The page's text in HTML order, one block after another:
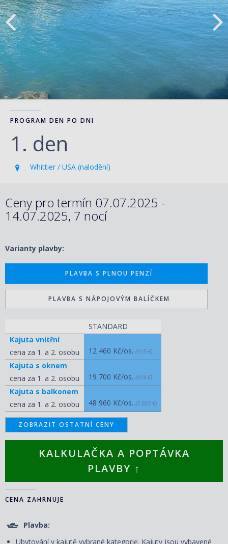
PROGRAM DEN PO DNI
1. den
Whittier / USA (nalodění)
Ceny pro termín 07.07.2025 -
14.07.2025, 7 nocí
Varianty plavby:
PLAVBA S PLNOU PENZÍ
PLAVBA S NÁPOJOVÝM BALÍČKEM
STANDARD
Kajuta vnitřní
cena za 1. a 2. osobu
12 460 Kč/os. (515 €)
Kajuta s oknem
cena za 1. a 2. osobu
19 700 Kč/os. (814 €)
Kajuta s balkonem
cena za 1. a 2. osobu
48 960 Kč/os. (2 023 €)
ZOBRAZIT OSTATNÍ CENY
KALKULAČKA A POPTÁVKA
PLAVBY ↑
CENA ZAHRNUJE
Plavba:
Ubytování v kajutě vybrané kategorie. Kajuty jsou vybavené